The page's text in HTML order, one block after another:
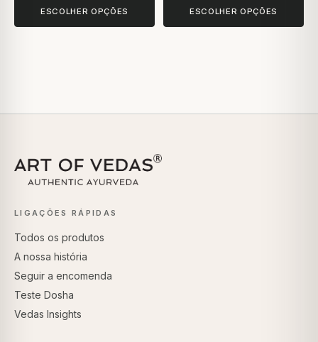
ESCOLHER OPÇÕES ESCOLHER OPÇÕES
LIGAÇÕES RÁPIDAS
Todos os produtos
A nossa história
Seguir a encomenda
Teste Dosha
Vedas Insights